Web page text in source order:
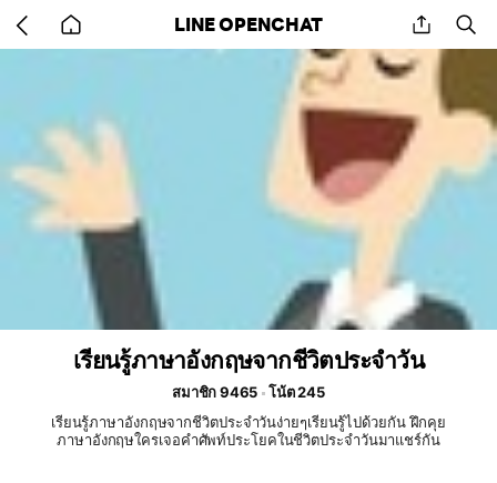
back
to
LINE OPENCHAT share
เรียนรู้ภาษาอังกฤษจากชีวิตประจำวัน
สมาชิก 9465
โน้ต 245
เรียนรู้ภาษาอังกฤษจากชีวิตประจำวันง่ายๆเรียนรู้ไปด้วยกัน ฝึกคุย
ภาษาอังกฤษใครเจอคำศัพท์ประโยคในชีวิตประจำวันมาแชร์กัน